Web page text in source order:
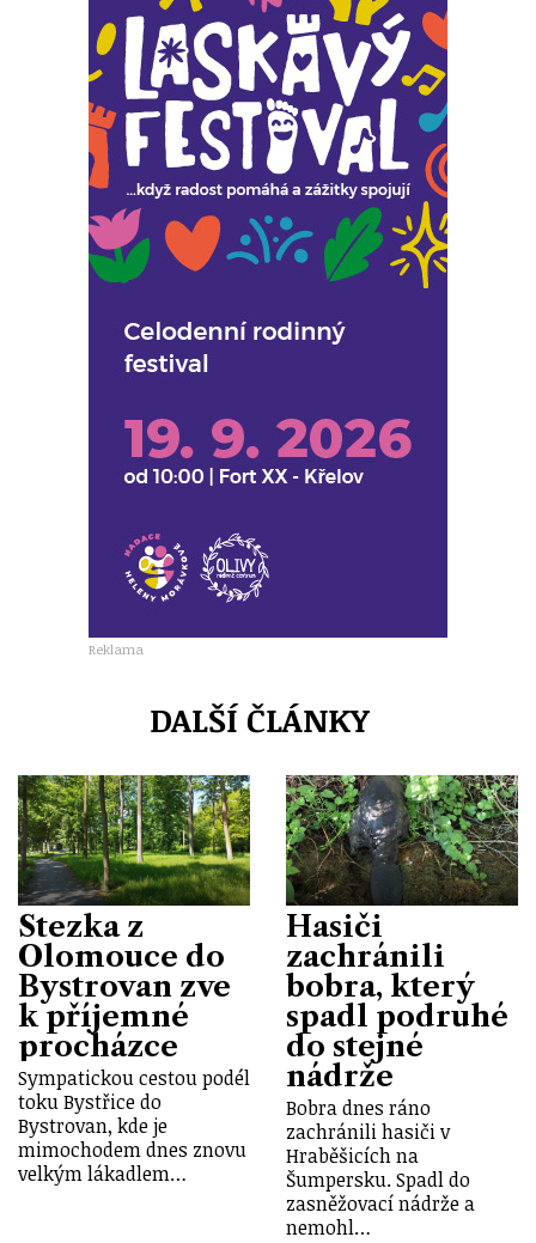
Reklama
DALŠÍ ČLÁNKY
Stezka z
Olomouce do
Bystrovan zve
k příjemné
procházce
Sympatickou cestou podél
toku Bystřice do
Bystrovan, kde je
mimochodem dnes znovu
velkým lákadlem…
Hasiči
zachránili
bobra, který
spadl podruhé
do stejné
nádrže
Bobra dnes ráno
zachránili hasiči v
Hraběšicích na
Šumpersku. Spadl do
zasněžovací nádrže a
nemohl…